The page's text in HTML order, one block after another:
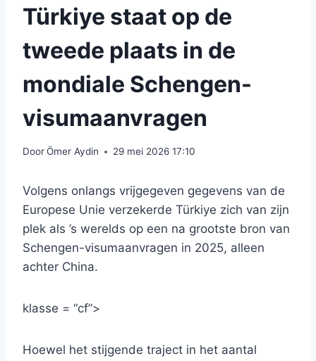
Türkiye staat op de
tweede plaats in de
mondiale Schengen-
visumaanvragen
DoorÖmer Aydin 29 mei 2026 17:10
Volgens onlangs vrijgegeven gegevens van de
Europese Unie verzekerde Türkiye zich van zijn
plek als ’s werelds op een na grootste bron van
Schengen-visumaanvragen in 2025, alleen
achter China.
klasse = “cf”>
Hoewel het stijgende traject in het aantal